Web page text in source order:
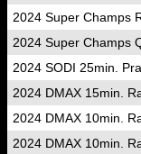
2024 Super Champs
2024 Super Champs
2024 SODI 25min.
2024 DMAX 15min.
2024 DMAX 10min.
2024 DMAX 10min.